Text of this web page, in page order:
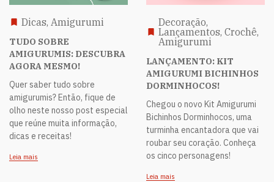
Dicas, Amigurumi
TUDO SOBRE
AMIGURUMIS: DESCUBRA
AGORA MESMO!
Quer saber tudo sobre
amigurumis? Então, fique de
olho neste nosso post especial
que reúne muita informação,
dicas e receitas!
Leia mais
Decoração,
Lançamentos, Crochê,
Amigurumi
LANÇAMENTO: KIT
AMIGURUMI BICHINHOS
DORMINHOCOS!
Chegou o novo Kit Amigurumi
Bichinhos Dorminhocos, uma
turminha encantadora que vai
roubar seu coração. Conheça
os cinco personagens!
Leia mais